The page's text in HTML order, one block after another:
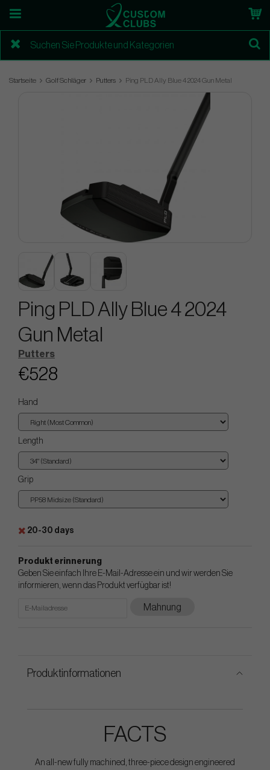
Startseite Golf Schläger Putters Ping PLD Ally Blue 4 2024 Gun Metal
Ping PLD Ally Blue 4 2024
Gun Metal
Putters
€528
Hand
Length
Grip
20-30 days
Produkt erinnerung
Geben Sie einfach Ihre E-Mail-Adresse ein und wir werden Sie
informieren, wenn das Produkt verfügbar ist!
Mahnung
Produktinformationen
FACTS
An all-new fully machined, three-piece design engineered